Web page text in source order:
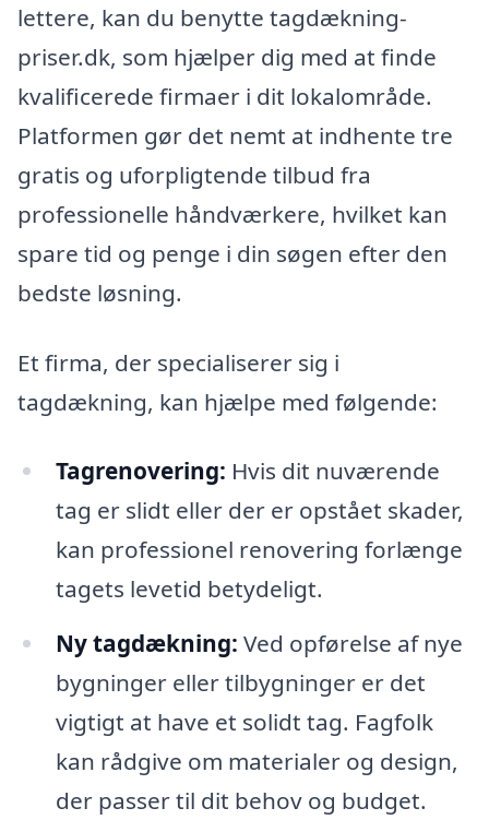
lettere, kan du benytte tagdækning-
priser.dk, som hjælper dig med at finde
kvalificerede firmaer i dit lokalområde.
Platformen gør det nemt at indhente tre
gratis og uforpligtende tilbud fra
professionelle håndværkere, hvilket kan
spare tid og penge i din søgen efter den
bedste løsning.
Et firma, der specialiserer sig i
tagdækning, kan hjælpe med følgende:
Tagrenovering: Hvis dit nuværende
tag er slidt eller der er opstået skader,
kan professionel renovering forlænge
tagets levetid betydeligt.
Ny tagdækning: Ved opførelse af nye
bygninger eller tilbygninger er det
vigtigt at have et solidt tag. Fagfolk
kan rådgive om materialer og design,
der passer til dit behov og budget.